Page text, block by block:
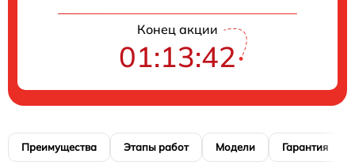
Конец акции
01:13:42
Преимущества Этапы работ Модели Гарантия